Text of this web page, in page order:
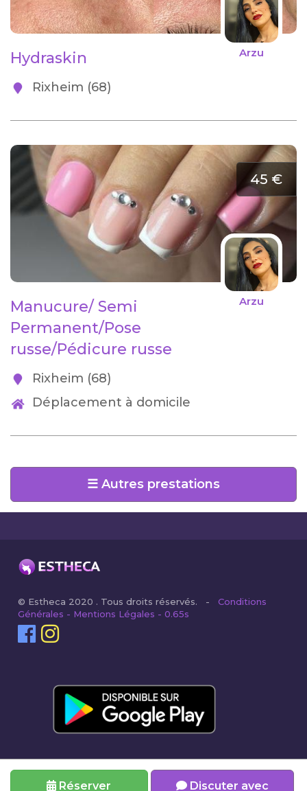
Réserver Discuter avec
Arzu
Hydraskin
Rixheim (68)
45 €
Arzu
Manucure/ Semi
Permanent/Pose
russe/Pédicure russe
Rixheim (68)
Déplacement à domicile
☰ Autres prestations
© Estheca 2020 . Tous droits réservés. -Conditions
Générales - Mentions Légales - 0.65s